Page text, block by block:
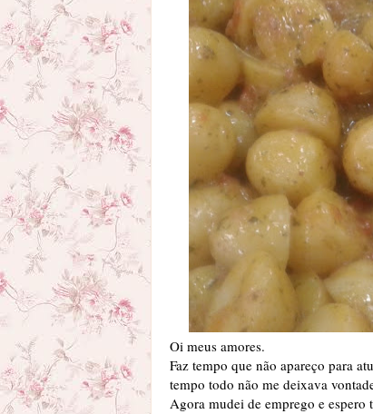
Oi meus amores.
Faz tempo que não apareço para
tempo todo não me deixava
Agora mudei de emprego e espero